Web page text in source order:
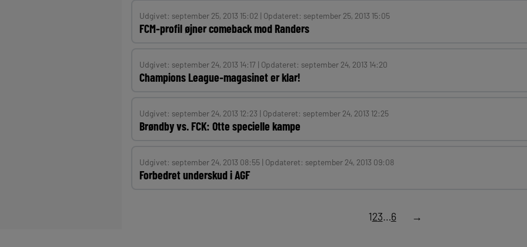
Udgivet: september 25, 2013 15:02 | Opdateret: september 25, 2013 15:05
FCM-profil øjner comeback mod Randers
Udgivet: september 24, 2013 14:17 | Opdateret: september 24, 2013 14:20
Champions League-magasinet er klar!
Udgivet: september 24, 2013 12:23 | Opdateret: september 24, 2013 12:25
Brøndby vs. FCK: Otte specielle kampe
Udgivet: september 24, 2013 08:55 | Opdateret: september 24, 2013 09:08
Forbedret underskud i AGF
123…6 →